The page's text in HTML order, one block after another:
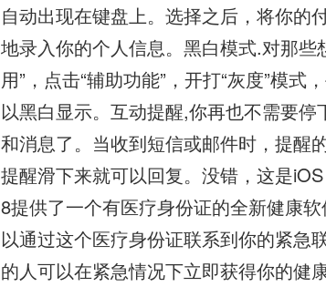
自动出现在键盘上。选择之后，将你的
地录入你的个人信息。黑白模式.对那些
用”，点击“辅助功能”，开打“灰度”模
以黑白显示。互动提醒,你再也不需要
和消息了。当收到短信或邮件时，提醒
提醒滑下来就可以回复。没错，这是
8提供了一个有医疗身份证的全新健康
以通过这个医疗身份证联系到你的紧急
的人可以在紧急情况下立即获得你的健